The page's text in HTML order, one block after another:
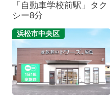
「自動車学校前駅」タク
シー8分
浜松市中央区